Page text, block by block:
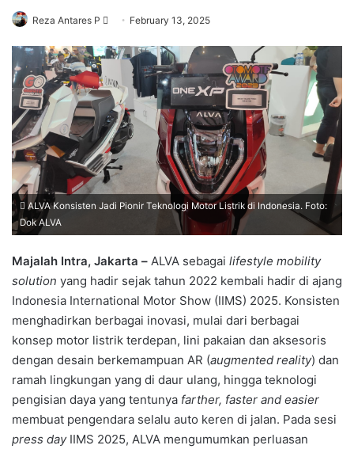
Reza Antares P
Send
email
February 13, 2025
ALVA Konsisten Jadi Pionir Teknologi Motor Listrik di Indonesia. Foto:
Dok ALVA
Majalah Intra, Jakarta – ALVA sebagai lifestyle mobility
solution yang hadir sejak tahun 2022 kembali hadir di ajang
Indonesia International Motor Show (IIMS) 2025. Konsisten
menghadirkan berbagai inovasi, mulai dari berbagai
konsep motor listrik terdepan, lini pakaian dan aksesoris
dengan desain berkemampuan AR (augmented reality) dan
ramah lingkungan yang di daur ulang, hingga teknologi
pengisian daya yang tentunya farther, faster and easier
membuat pengendara selalu auto keren di jalan. Pada sesi
press day IIMS 2025, ALVA mengumumkan perluasan